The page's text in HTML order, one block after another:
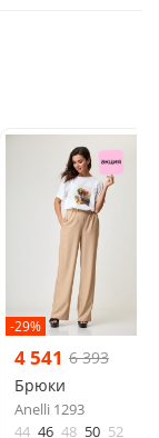
-29%
4 541 6 393
Брюки
Anelli 1293
44 46 48 50 52